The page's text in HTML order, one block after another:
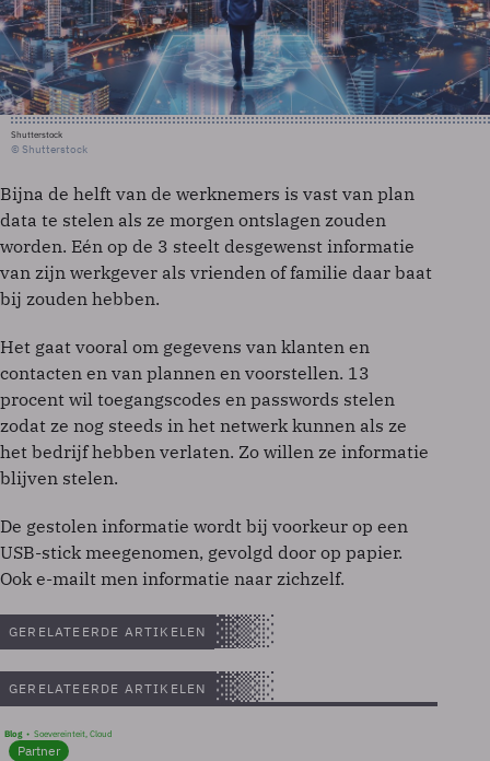
Shutterstock
© Shutterstock
Bijna de helft van de werknemers is vast van plan
data te stelen als ze morgen ontslagen zouden
worden. Eén op de 3 steelt desgewenst informatie
van zijn werkgever als vrienden of familie daar baat
bij zouden hebben.
Het gaat vooral om gegevens van klanten en
contacten en van plannen en voorstellen. 13
procent wil toegangscodes en passwords stelen
zodat ze nog steeds in het netwerk kunnen als ze
het bedrijf hebben verlaten. Zo willen ze informatie
blijven stelen.
De gestolen informatie wordt bij voorkeur op een
USB-stick meegenomen, gevolgd door op papier.
Ook e-mailt men informatie naar zichzelf.
GERELATEERDE ARTIKELEN
GERELATEERDE ARTIKELEN
Blog Soevereinteit, Cloud
Partner